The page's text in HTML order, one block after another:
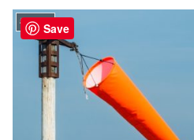
機材情報Save